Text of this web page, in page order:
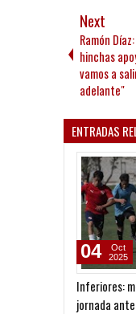
Next
Ramón
hinchas
vamos a
adelante"
ENTRADAS
Inferiores:
jornada
04
Oct
2025